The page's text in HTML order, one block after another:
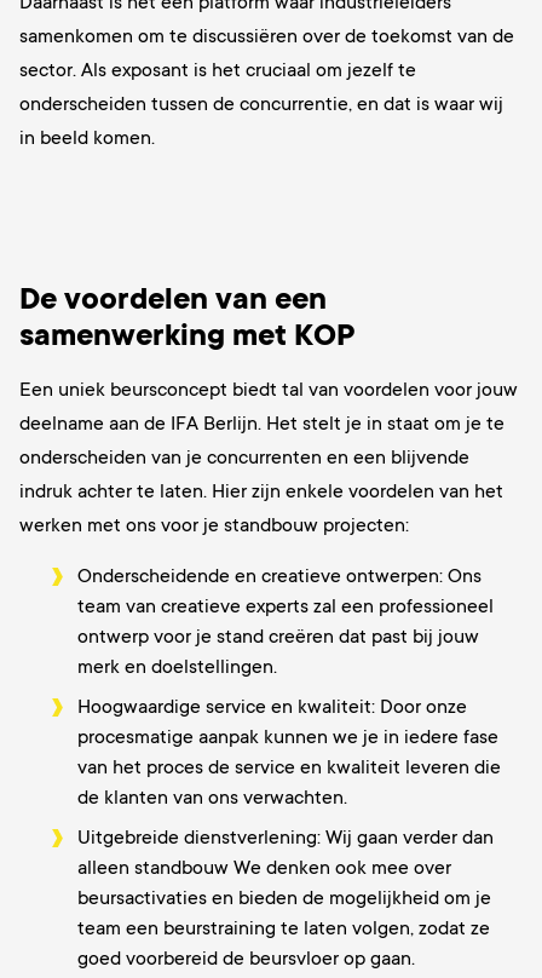
samenkomen om te discussiëren over de toekomst van de
sector. Als exposant is het cruciaal om jezelf te
onderscheiden tussen de concurrentie, en dat is waar wij
in beeld komen.
De voordelen van een
samenwerking met KOP
Een uniek beursconcept biedt tal van voordelen voor jouw
deelname aan de IFA Berlijn. Het stelt je in staat om je te
onderscheiden van je concurrenten en een blijvende
indruk achter te laten. Hier zijn enkele voordelen van het
werken met ons voor je standbouw projecten:
Onderscheidende en creatieve ontwerpen: Ons
team van creatieve experts zal een professioneel
ontwerp voor je stand creëren dat past bij jouw
merk en doelstellingen.
Hoogwaardige service en kwaliteit: Door onze
procesmatige aanpak kunnen we je in iedere fase
van het proces de service en kwaliteit leveren die
de klanten van ons verwachten.
Uitgebreide dienstverlening: Wij gaan verder dan
alleen standbouw We denken ook mee over
beursactivaties en bieden de mogelijkheid om je
team een beurstraining te laten volgen, zodat ze
goed voorbereid de beursvloer op gaan.